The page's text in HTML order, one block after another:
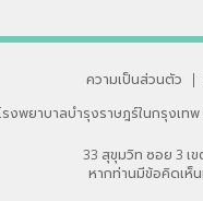
ความเป็นส่วนตัว |
งพยาบาลบำรุงราษฎร์ในกรุงเทพ
33 สุขุมวิท ซอย 3 เ
หากท่านมีข้อคิดเห็น